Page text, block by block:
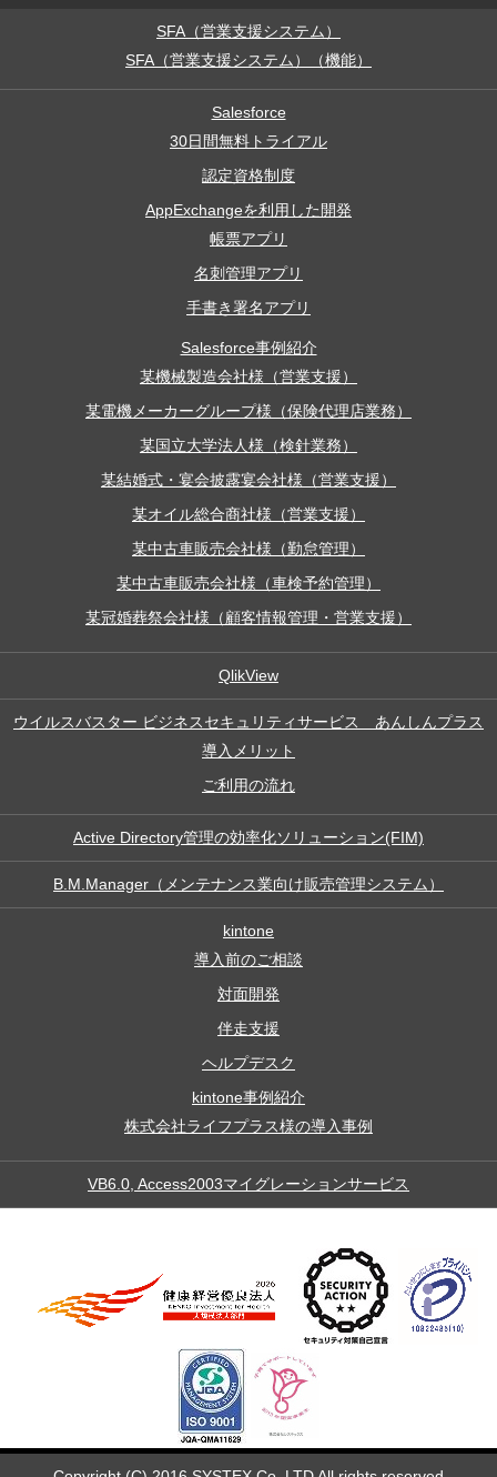
SFA（営業支援システム）
SFA（営業支援システム）（機能）
Salesforce
30日間無料トライアル
認定資格制度
AppExchangeを利用した開発
帳票アプリ
名刺管理アプリ
手書き署名アプリ
Salesforce事例紹介
某機械製造会社様（営業支援）
某電機メーカーグループ様（保険代理店業務）
某国立大学法人様（検針業務）
某結婚式・宴会披露宴会社様（営業支援）
某オイル総合商社様（営業支援）
某中古車販売会社様（勤怠管理）
某中古車販売会社様（車検予約管理）
某冠婚葬祭会社様（顧客情報管理・営業支援）
QlikView
ウイルスバスター ビジネスセキュリティサービス あんしんプラス
導入メリット
ご利用の流れ
Active Directory管理の効率化ソリューション(FIM)
B.M.Manager（メンテナンス業向け販売管理システム）
kintone
導入前のご相談
対面開発
伴走支援
ヘルプデスク
kintone事例紹介
株式会社ライフプラス様の導入事例
VB6.0, Access2003マイグレーションサービス